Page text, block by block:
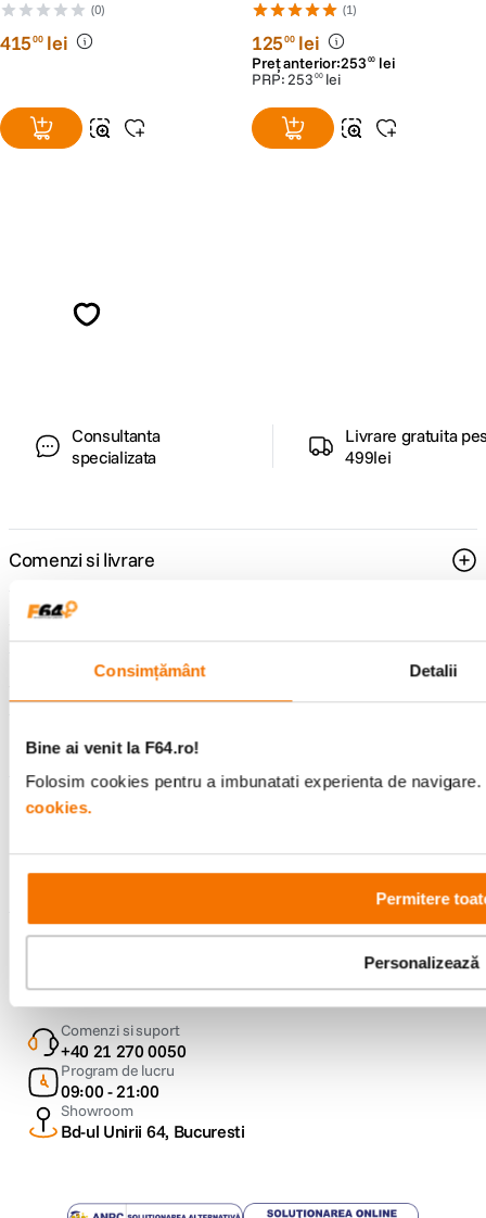
Consimțământ Detalii
Bine ai venit la F64.ro!
Folosim cookies pentru a imbunatati experienta de
cookies.
Permitere
Personalizează
(0)
41500 lei
(1)
12500 lei
Preț anterior:253 00 lei
PRP:253 00 lei
Consultanta
specializata
Livrare gratuita
499lei
Comenzi si livrare
Suport
Service si garantii
F64 Studio
Metode de plata
Comenzi si suport
+40 21 270 0050
Program de lucru
09:00 - 21:00
Showroom
Bd-ul Unirii 64, Bucuresti